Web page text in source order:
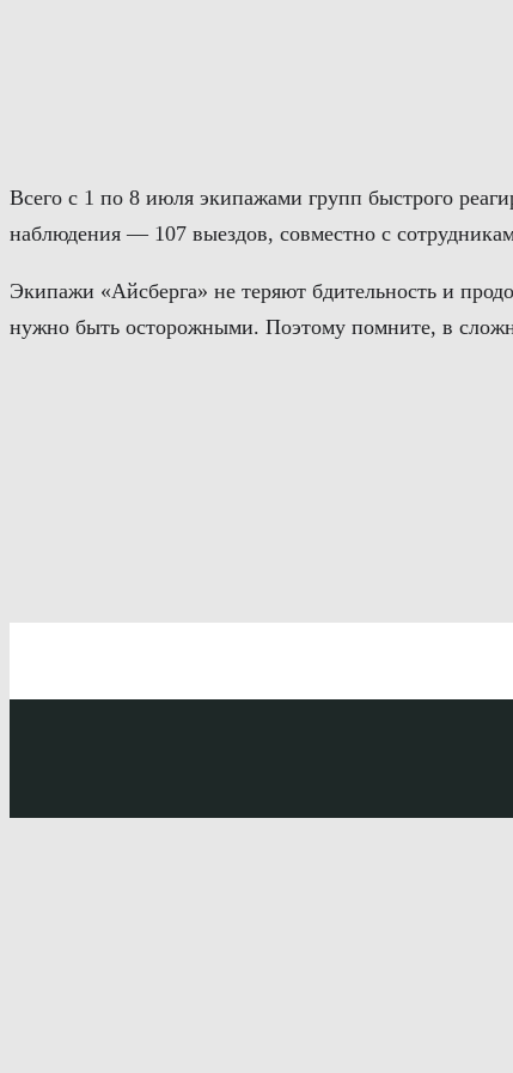
Всего с 1 по 8 июля экипажами групп быстрого
наблюдения — 107 выездов, совместно с
Экипажи «Айсберга» не теряют бдительность и
нужно быть осторожными. Поэтому помните, в